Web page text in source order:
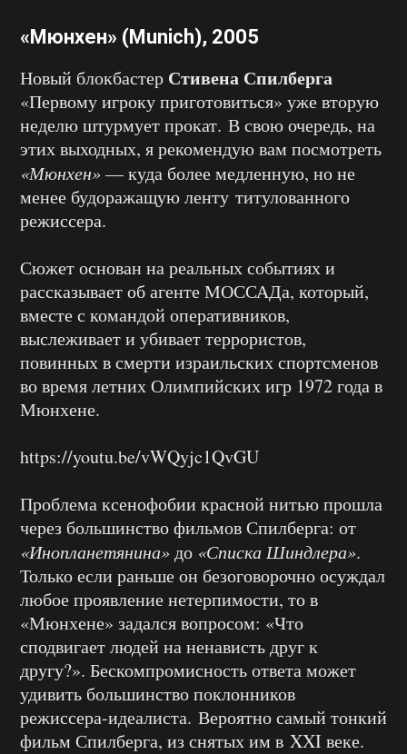
«Мюнхен» (Munich), 2005
Новый блокбастер Стивена Спилберга
«Первому игроку приготовиться» уже вторую
неделю штурмует прокат. В свою очередь, на
этих выходных, я рекомендую вам посмотреть
«Мюнхен»— куда более медленную, но не
менее будоражащую ленту титулованного
режиссера.
Сюжет основан на реальных событиях и
рассказывает об агенте МОССАДа, который,
вместе с командой оперативников,
выслеживает и убивает террористов,
повинных в смерти израильских спортсменов
во время летних Олимпийских игр 1972 года в
Мюнхене.
https://youtu.be/vWQyjc1QvGU
Проблема ксенофобии красной нитью прошла
через большинство фильмов Спилберга: от
«Инопланетянина»до «Списка Шиндлера».
Только если раньше он безоговорочно осуждал
любое проявление нетерпимости, то в
«Мюнхене» задался вопросом: «Что
сподвигает людей на ненависть друг к
другу?». Бескомпромисность ответа может
удивить большинство поклонников
режиссера-идеалиста. Вероятно самый тонкий
фильм Спилберга, из снятых им в XXI веке.